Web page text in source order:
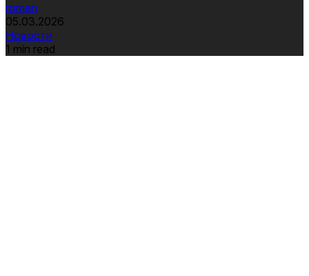
roman
05.03.2026
Новости
1 min read